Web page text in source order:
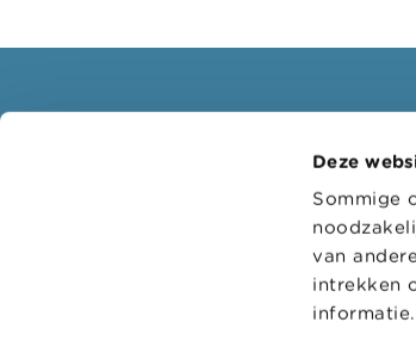
Deze
Sommige
van
intrekken
Waarschuwingen & sancties